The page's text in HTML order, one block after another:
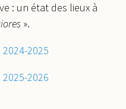
: un état des lieux à
».
2025
2026